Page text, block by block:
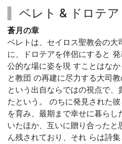
ベレト & ドロテア
蒼月の章
ベレトは、セイロス聖教会の大
に、ドロテアを伴侶にすると
公的な場に姿を現 すことはな
と教団 の再建に尽力する大司
という出自ならではの視点で、
たという。 のちに発見された
を育み、最期まで幸せに暮らし
いたほか、互いに贈り合ったと
ん残されており、それ らは詩